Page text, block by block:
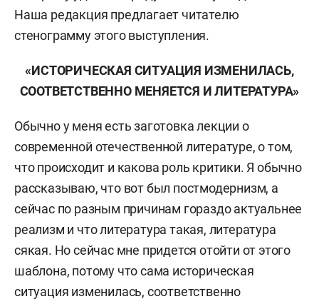
Наша редакция предлагает читателю
стенограмму этого выступления.
«ИСТОРИЧЕСКАЯ СИТУАЦИЯ ИЗМЕНИЛАСЬ,
СООТВЕТСТВЕННО МЕНЯЕТСЯ И ЛИТЕРАТУРА»
Обычно у меня есть заготовка лекции о
современной отечественной литературе, о том,
что происходит и какова роль критики. Я обычно
рассказываю, что вот был постмодернизм, а
сейчас по разным причинам гораздо актуальнее
реализм и что литература такая, литература
сякая. Но сейчас мне придется отойти от этого
шаблона, потому что сама историческая
ситуация изменилась, соответственно